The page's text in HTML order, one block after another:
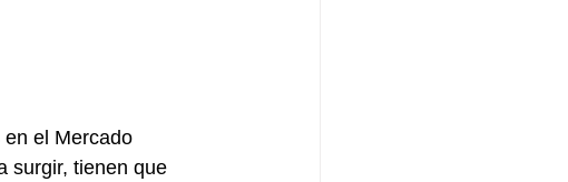
el Mercado
surgir, tienen que